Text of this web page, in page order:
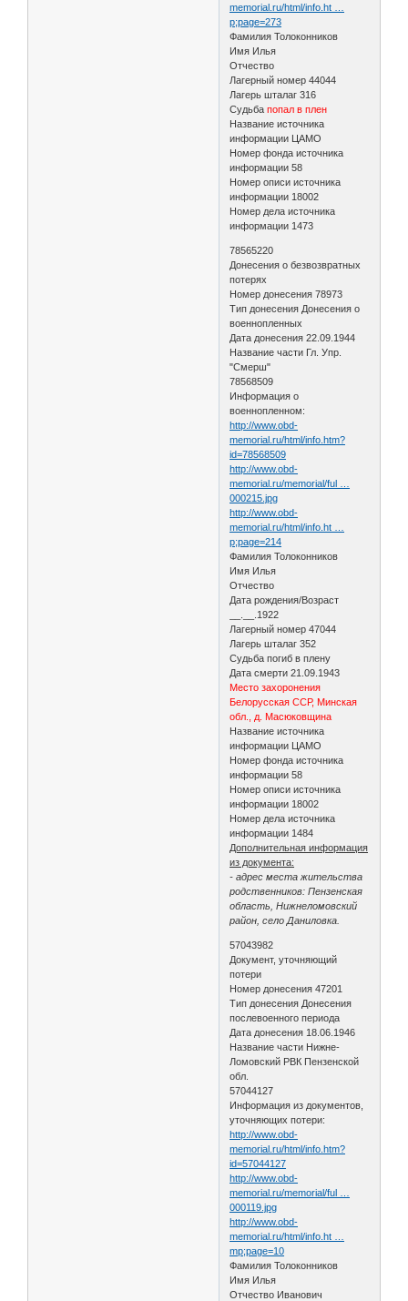
memorial.ru/html/info.ht …
p;page=273
Фамилия Толоконников
Имя Илья
Отчество
Лагерный номер 44044
Лагерь шталаг 316
Судьбапопал в плен
Название источника
информации ЦАМО
Номер фонда источника
информации 58
Номер описи источника
информации 18002
Номер дела источника
информации 1473
78565220
Донесения о безвозвратных
потерях
Номер донесения 78973
Тип донесения Донесения о
военнопленных
Дата донесения 22.09.1944
Название части Гл. Упр.
"Смерш"
78568509
Информация о
военнопленном:
http://www.obd-
memorial.ru/html/info.htm?
id=78568509
http://www.obd-
memorial.ru/memorial/ful …
000215.jpg
http://www.obd-
memorial.ru/html/info.ht …
p;page=214
Фамилия Толоконников
Имя Илья
Отчество
Дата рождения/Возраст
__.__.1922
Лагерный номер 47044
Лагерь шталаг 352
Судьба погиб в плену
Дата смерти 21.09.1943
Место захоронения
Белорусская ССР, Минская
обл., д. Масюковщина
Название источника
информации ЦАМО
Номер фонда источника
информации 58
Номер описи источника
информации 18002
Номер дела источника
информации 1484
Дополнительная информация
из документа:
- адрес места жительства
родственников: Пензенская
область, Нижнеломовский
район, село Даниловка.
57043982
Документ, уточняющий
потери
Номер донесения 47201
Тип донесения Донесения
послевоенного периода
Дата донесения 18.06.1946
Название части Нижне-
Ломовский РВК Пензенской
обл.
57044127
Информация из документов,
уточняющих потери:
http://www.obd-
memorial.ru/html/info.htm?
id=57044127
http://www.obd-
memorial.ru/memorial/ful …
000119.jpg
http://www.obd-
memorial.ru/html/info.ht …
mp;page=10
Фамилия Толоконников
Имя Илья
Отчество Иванович